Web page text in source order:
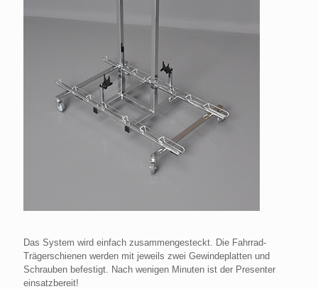
Das System wird einfach zusammengesteckt. Die Fahrrad-
Trägerschienen werden mit jeweils zwei Gewindeplatten und
Schrauben befestigt. Nach wenigen Minuten ist der Presenter
einsatzbereit!